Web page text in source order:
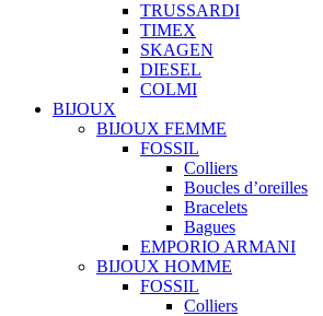
TRUSSARDI
TIMEX
SKAGEN
DIESEL
COLMI
BIJOUX
BIJOUX FEMME
FOSSIL
Colliers
Boucles d’oreilles
Bracelets
Bagues
EMPORIO ARMANI
BIJOUX HOMME
FOSSIL
Colliers